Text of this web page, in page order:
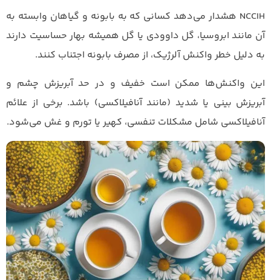
NCCIH هشدار می‌دهد کسانی که به بابونه و گیاهان وابسته به
آن مانند ابروسیا، گل داوودی یا گل همیشه بهار حساسیت دارند
به دلیل خطر واکنش آلرژیک، از مصرف بابونه اجتناب کنند.
این واکنش‌ها ممکن است خفیف و در حد آبریزش چشم و
آبریزش بینی یا شدید (مانند آنافیلاکسی) باشد. برخی از علائم
آنافیلاکسی شامل مشکلات تنفسی، کهیر یا تورم و غش می‌شود.